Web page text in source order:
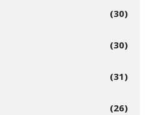
(30)
(30)
(31)
(26)